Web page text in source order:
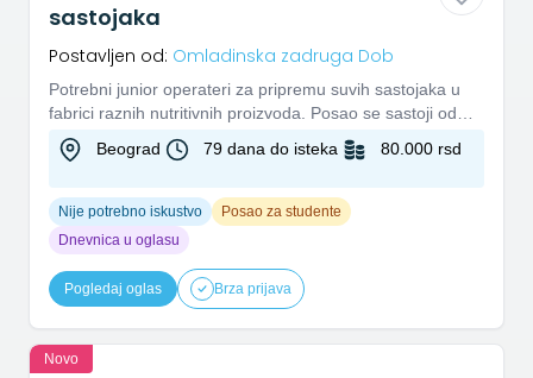
sastojaka
Postavljen od: Omladinska zadruga Dob
Potrebni junior operateri za pripremu suvih sastojaka u
fabrici raznih nutritivnih proizvoda. Posao se sastoji od
odmera...
Beograd 79 dana do isteka 80.000 rsd
Nije potrebno iskustvo
Posao za studente
Dnevnica u oglasu
Pogledaj oglas Brza prijava
Novo